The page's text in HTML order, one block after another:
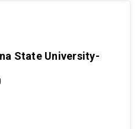
State University-